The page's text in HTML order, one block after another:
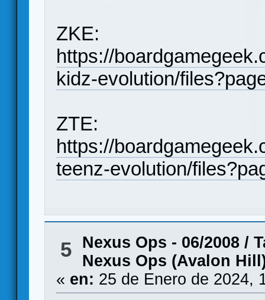
ZKE:
https://
kidz-evolution/
ZTE:
https://
teenz-evolution/
5 Nexus Ops - 06/2008/
Nexus Ops (Avalon
« en: 25 de Enero de 2024,